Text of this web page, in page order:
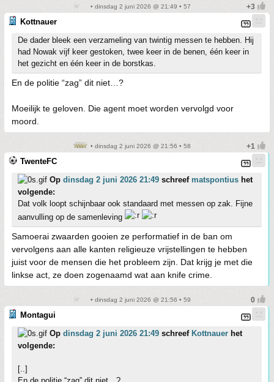
• dinsdag 2 juni 2026 @ 21:49 • 57
Kottnauer
De dader bleek een verzameling van twintig messen te hebben. Hij
had Nowak vijf keer gestoken, twee keer in de benen, één keer in
het gezicht en één keer in de borstkas.
En de politie “zag” dit niet…?
Moeilijk te geloven. Die agent moet worden vervolgd voor
moord.
• dinsdag 2 juni 2026 @ 21:56 • 58
TwenteFC
Op dinsdag 2 juni 2026 21:49 schreef matspontius het
volgende:
Dat volk loopt schijnbaar ook standaard met messen op zak. Fijne
aanvulling op de samenleving
Samoerai zwaarden gooien ze performatief in de ban om
vervolgens aan alle kanten religieuze vrijstellingen te hebben
juist voor de mensen die het probleem zijn. Dat krijg je met die
linkse act, ze doen zogenaamd wat aan knife crime.
• dinsdag 2 juni 2026 @ 21:56 • 59
Montagui
Op dinsdag 2 juni 2026 21:49 schreef Kottnauer het
volgende:
[..]